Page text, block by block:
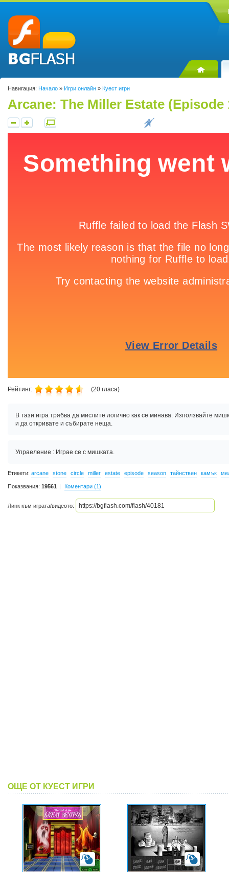
Навигация: Начало » Игри онлайн » Куест игри
Arcane: The Miller Estate (Episode
Рейтинг: (20 гласа)
В тази игра трябва да мислите логично как се минава. Използвайте
и да откривате и събирате неща.
Упраеление : Играе се с мишката.
Етикети: arcane stone circle miller estate episode season тайнствен камък
Показвания: 19561 Коментари (1)
Линк към играта/видеото:
ОЩЕ ОТ КУЕСТ ИГРИ